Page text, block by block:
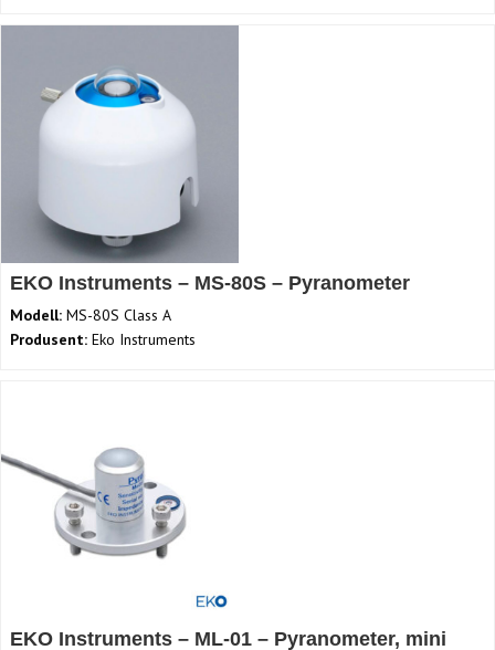
EKO Instruments – MS-80S – Pyranometer
Modell: MS-80S Class A
Produsent: Eko Instruments
EKO Instruments – ML-01 – Pyranometer, mini